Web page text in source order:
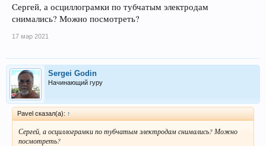
350В 50Гц. Удивительное то что при EDS анализе получился неон!
Спектр приложил здесь. Инертный благородный газ был обнаружен в
сухом остатке. Наличие ВЧ колебаний на стабилизирующих обязательно.
Сергей, а осциллограмки по тубчатым электродам
снимались? Можно посмотреть?
17 мар 2021
Sergei Godin
Начинающий гуру
Pavel сказал(а): ↑
Сергей, а осциллограмки по тубчатым электродам снимались? Можно
посмотреть?